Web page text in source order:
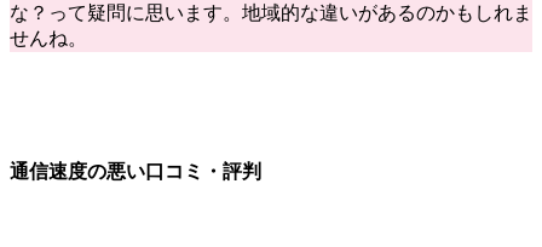
な？って疑問に思います。地域的な違いがあるのかもしれま
せんね。
通信速度の悪い口コミ・評判